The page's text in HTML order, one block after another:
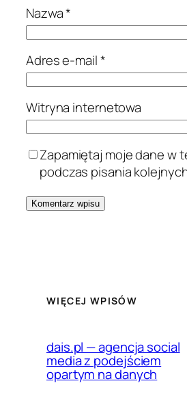
Nazwa*
Adres e-mail*
Witryna internetowa
Zapamiętaj moje dane w
podczas pisania
WIĘCEJ WPISÓW
dais.pl — agencja social
media z podejściem
opartym na danych